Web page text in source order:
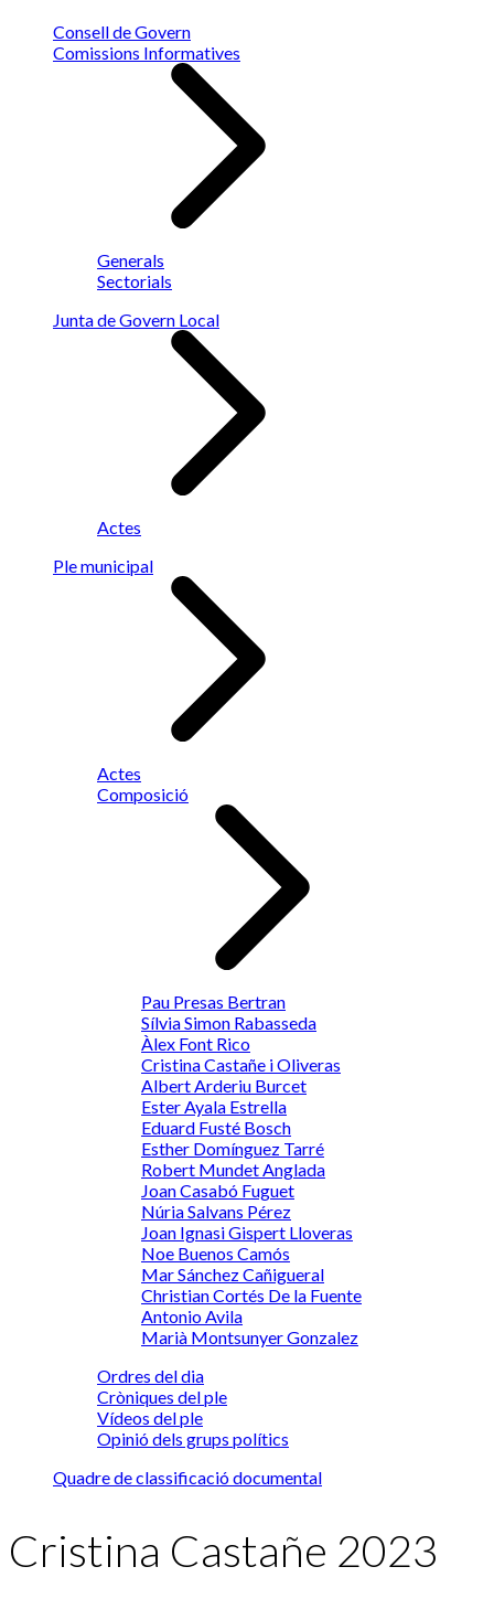
Consell de Govern
Comissions Informatives
Generals
Sectorials
Junta de Govern Local
Actes
Ple municipal
Actes
Composició
Pau Presas Bertran
Sílvia Simon Rabasseda
Àlex Font Rico
Cristina Castañe i Oliveras
Albert Arderiu Burcet
Ester Ayala Estrella
Eduard Fusté Bosch
Esther Domínguez Tarré
Robert Mundet Anglada
Joan Casabó Fuguet
Núria Salvans Pérez
Joan Ignasi Gispert Lloveras
Noe Buenos Camós
Mar Sánchez Cañigueral
Christian Cortés De la Fuente
Antonio Avila
Marià Montsunyer Gonzalez
Ordres del dia
Cròniques del ple
Vídeos del ple
Opinió dels grups polítics
Quadre de classificació documental
Cristina Castañe 2023